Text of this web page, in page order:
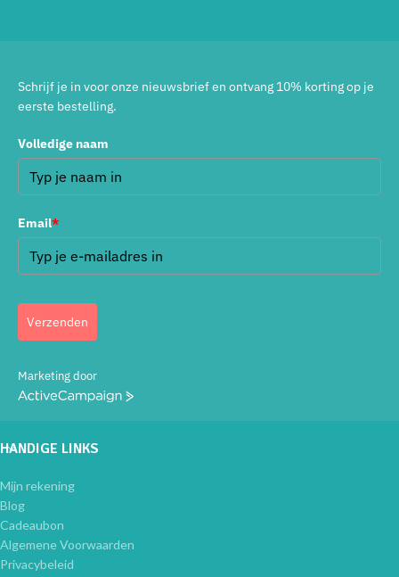
Schrijf je in voor onze nieuwsbrief en ontvang 10% korting op je
eerste bestelling.
Volledige naam
Email*
Verzenden
Marketing door
ActiveCampaign
HANDIGE LINKS
Mijn rekening
Blog
Cadeaubon
Algemene Voorwaarden
Privacybeleid